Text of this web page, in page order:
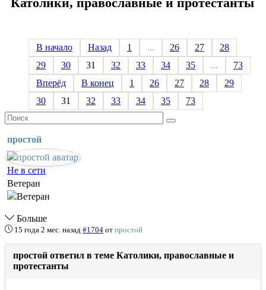
В начало Назад 1 ... 26 27
28
29
30 31 32 33 34 35 ...
73
Вперёд
В конец 1 26 27 28
29
30
31 32 33 34 35 73
простой
Не в сети
Ветеран
Больше
15 года 2 мес. назад #1704 от простой
простой ответил в теме Католики, православные и
протестанты